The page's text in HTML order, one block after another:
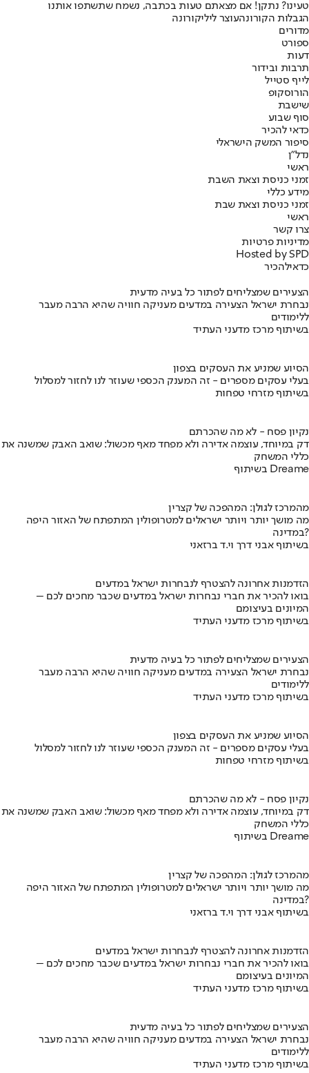
טעינו? נתקן! אם מצאתם טעות בכתבה, נשמח שתשתפו אותנו
הגבלות הקורונהעוצר ליליקורונה
מדורים
ספורט
דעות
תרבות ובידור
לייף סטייל
הורוסקופ
שישבת
סוף שבוע
כדאי להכיר
סיפור המשק הישראלי
נדל"ן
ראשי
זמני כניסת וצאת השבת
מידע כללי
זמני כניסת וצאת שבת
ראשי
צרו קשר
מדיניות פרטיות
Hosted by SPD
כדאילהכיר
הצעירים שמצליחים לפתור כל בעיה מדעית
נבחרת ישראל הצעירה במדעים מעניקה חוויה שהיא הרבה מעבר
ללימודים
בשיתוף מרכז מדעני העתיד
הסיוע שמניע את העסקים בצפון
בעלי עסקים מספרים - זה המענק הכספי שעוזר לנו לחזור למסלול
בשיתוף מזרחי טפחות
נקיון פסח - לא מה שהכרתם
דק במיוחד, עוצמה אדירה ולא מפחד מאף מכשול: שואב האבק שמשנה את
כללי המשחק
בשיתוף Dreame
מהמרכז לגולן: המהפכה של קצרין
מה מושך יותר ויותר ישראלים למטרופולין המתפתח של האזור היפה
במדינה?
בשיתוף אבני דרך וי.ד ברזאני
הזדמנות אחרונה להצטרף לנבחרות ישראל במדעים
בואו להכיר את חברי נבחרות ישראל במדעים שכבר מחכים לכם –
המיונים בעיצומם
בשיתוף מרכז מדעני העתיד
הצעירים שמצליחים לפתור כל בעיה מדעית
נבחרת ישראל הצעירה במדעים מעניקה חוויה שהיא הרבה מעבר
ללימודים
בשיתוף מרכז מדעני העתיד
הסיוע שמניע את העסקים בצפון
בעלי עסקים מספרים - זה המענק הכספי שעוזר לנו לחזור למסלול
בשיתוף מזרחי טפחות
נקיון פסח - לא מה שהכרתם
דק במיוחד, עוצמה אדירה ולא מפחד מאף מכשול: שואב האבק שמשנה את
כללי המשחק
בשיתוף Dreame
מהמרכז לגולן: המהפכה של קצרין
מה מושך יותר ויותר ישראלים למטרופולין המתפתח של האזור היפה
במדינה?
בשיתוף אבני דרך וי.ד ברזאני
הזדמנות אחרונה להצטרף לנבחרות ישראל במדעים
בואו להכיר את חברי נבחרות ישראל במדעים שכבר מחכים לכם –
המיונים בעיצומם
בשיתוף מרכז מדעני העתיד
הצעירים שמצליחים לפתור כל בעיה מדעית
נבחרת ישראל הצעירה במדעים מעניקה חוויה שהיא הרבה מעבר
ללימודים
בשיתוף מרכז מדעני העתיד